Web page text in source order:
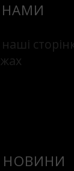
НАМИ
НОВИНИ